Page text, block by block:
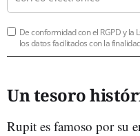
De conformidad con el RGPD y la
los datos facilitados con la
Un tesoro
Rupit es famoso por su